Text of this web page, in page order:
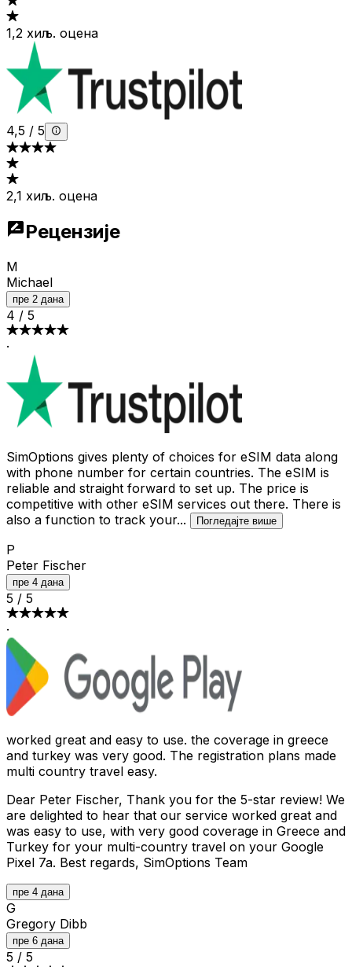
1,2 хиљ. оцена
4,5 / 5
2,1 хиљ. оцена
Рецензије
M
Michael
пре 2 дана
4 / 5
·
SimOptions gives plenty of choices for eSIM data along
with phone number for certain countries. The eSIM is
reliable and straight forward to set up. The price is
competitive with other eSIM services out there. There is
also a function to track your... Погледајте више
P
Peter Fischer
пре 4 дана
5 / 5
·
worked great and easy to use. the coverage in greece
and turkey was very good. The registration plans made
multi country travel easy.
Dear Peter Fischer, Thank you for the 5-star review! We
are delighted to hear that our service worked great and
was easy to use, with very good coverage in Greece and
Turkey for your multi-country travel on your Google
Pixel 7a. Best regards, SimOptions Team
пре 4 дана
G
Gregory Dibb
пре 6 дана
5 / 5